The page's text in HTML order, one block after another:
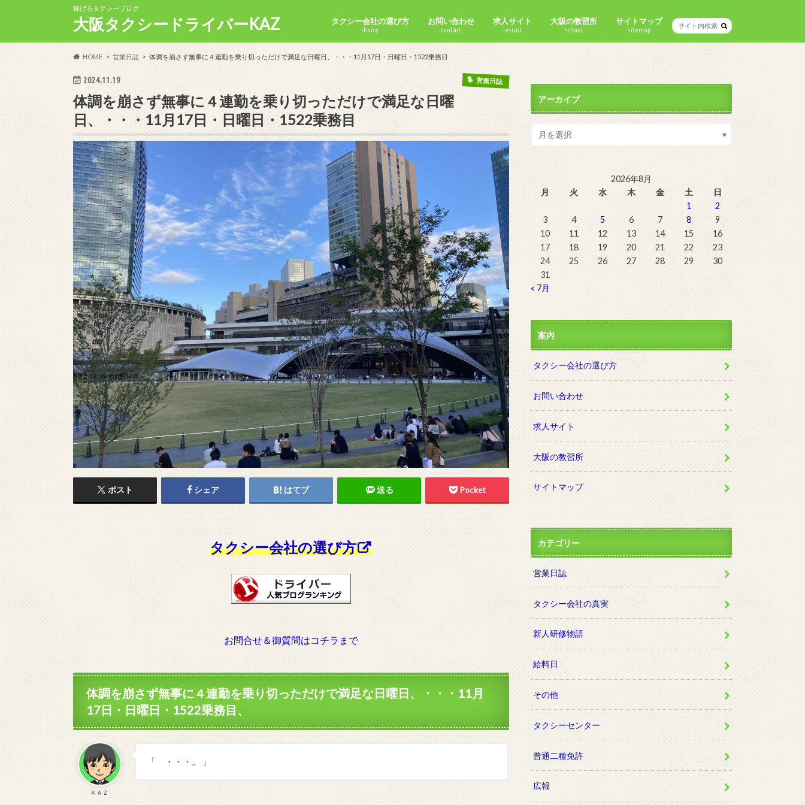
稼げるタクシーブログ
大阪タクシードライバーKAZ タクシー会社の選び方
choice
お問い合わせ
contact
求人サイト
recruit
大阪の教習所
school
サイトマップ
sitemap
HOME 営業日誌 体調を崩さず無事に４連勤を乗り切っただけで満足な日曜日、・・・11月17日・日曜日・1522乗務目
2024.11.19 営業日誌
体調を崩さず無事に４連勤を乗り切っただけで満足な日曜
日、・・・11月17日・日曜日・1522乗務目
ポスト シェア はてブ 送る Pocket
タクシー会社の選び方
お問合せ＆御質問はコチラまで
体調を崩さず無事に４連勤を乗り切っただけで満足な日曜日、・・・11月
17日・日曜日・1522乗務目、
ＫＡＺ
「 ・・・。 」
アーカイブ
2026年8月
月
火 水 木 金 土
日
1
2
3
4 5 6 7 8
9
10
11 12 13 14 15
16
17
18 19 20 21 22
23
24
25 26 27 28 29
30
31
« 7月
案内
タクシー会社の選び方
お問い合わせ
求人サイト
大阪の教習所
サイトマップ
カテゴリー
営業日誌
タクシー会社の真実
新人研修物語
給料日
その他
タクシーセンター
普通二種免許
広報